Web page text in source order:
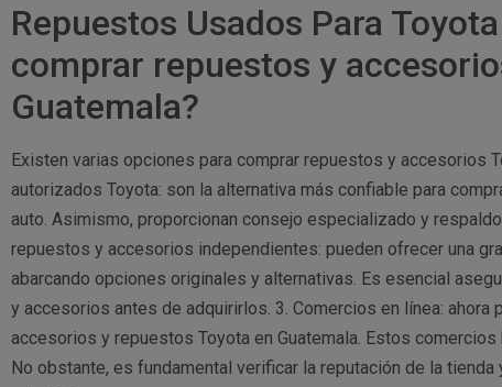
Repuestos Usados Para
comprar repuestos y
Guatemala?
Existen varias opciones para comprar repuestos y accesorios
autorizados Toyota: son la alternativa más confiable para
auto. Asimismo, proporcionan consejo especializado y
repuestos y accesorios independientes: pueden ofrecer una
abarcando opciones originales y alternativas. Es esencial
y accesorios antes de adquirirlos. 3. Comercios en línea: ahora
accesorios y repuestos Toyota en Guatemala. Estos
No obstante, es fundamental verificar la reputación de la tienda